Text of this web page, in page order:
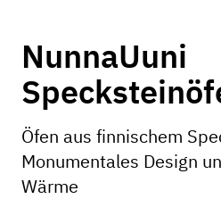
NunnaUuni
Öfen aus finnischem
Monumentales Design
Wärme